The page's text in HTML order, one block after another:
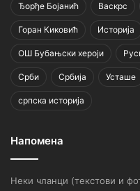
Ђорђе Бојанић Васкрс
Горан Киковић Историја
ОШ Бубањски хероји
Срби Србија Усташе
српска историја
Напомена
Неки чланци (текстови и